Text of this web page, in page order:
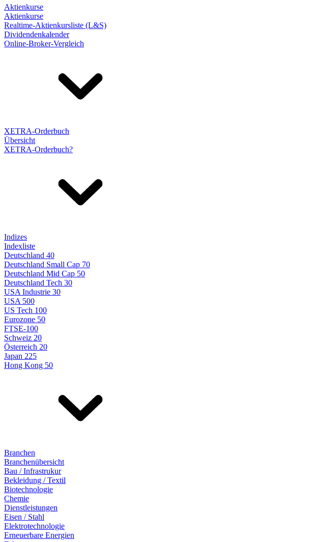
Aktienkurse
Aktienkurse
Realtime-Aktienkursliste (L&S)
Dividendenkalender
Online-Broker-Vergleich
XETRA-Orderbuch
Übersicht
XETRA-Orderbuch?
Indizes
Indexliste
Deutschland 40
Deutschland Small Cap 70
Deutschland Mid Cap 50
Deutschland Tech 30
USA Industrie 30
USA 500
US Tech 100
Eurozone 50
FTSE-100
Schweiz 20
Österreich 20
Japan 225
Hong Kong 50
Branchen
Branchenübersicht
Bau / Infrastrukur
Bekleidung / Textil
Biotechnologie
Chemie
Dienstleistungen
Eisen / Stahl
Elektrotechnologie
Erneuerbare Energien